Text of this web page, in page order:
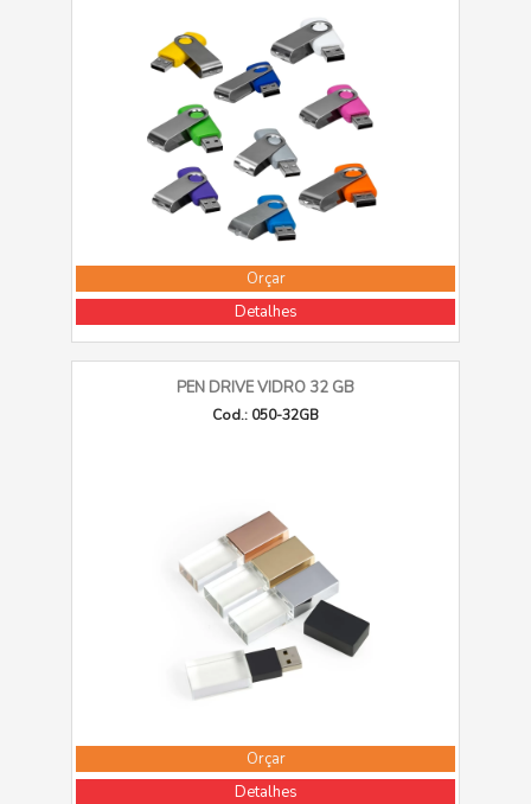
Orçar
Detalhes
PEN DRIVE VIDRO 32 GB
Cod.: 050-32GB
Orçar
Detalhes